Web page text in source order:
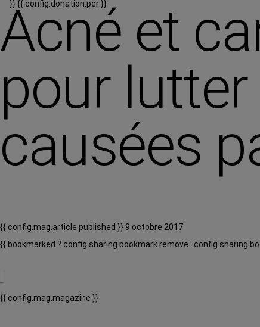
}}{{ config.donation.per }}
Acné et
pour
causées
{{ config.mag.article.published }} 9 octobre 2017
{{ bookmarked ? config.sharing.bookmark.remove :
{{ config.mag.magazine }}